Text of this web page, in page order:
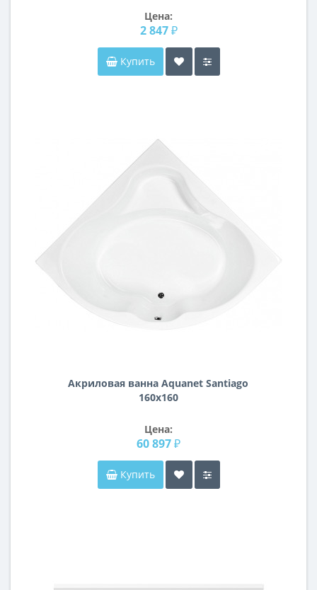
Цена:
2 847 ₽
Купить
Акриловая ванна Aquanet Santiago
160x160
Цена:
60 897 ₽
Купить